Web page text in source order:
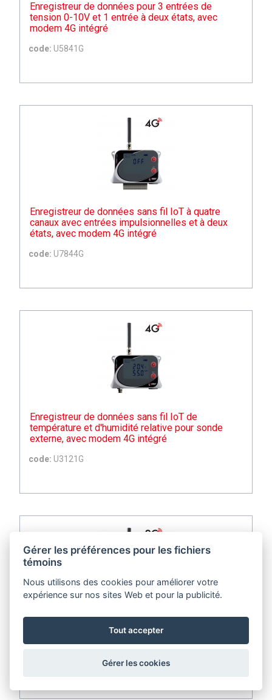
Enregistreur de données pour 3 entrées de
tension 0-10V et 1 entrée à deux états, avec
modem 4G intégré
code: U5841G
Enregistreur de données sans fil IoT à quatre
canaux avec entrées impulsionnelles et à deux
états, avec modem 4G intégré
code: U7844G
Enregistreur de données sans fil IoT de
température et d'humidité relative pour sonde
externe, avec modem 4G intégré
code: U3121G
entrées de courant 0-20mA et 1 entrée à deux
états, avec modem 2G intégré
Gérer les préférences pour les fichiers
témoins
Nous utilisons des cookies pour améliorer votre
expérience sur nos sites Web et pour la publicité.
Tout accepter
Gérer les cookies